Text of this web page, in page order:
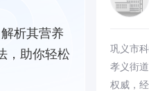
析其营养
，助你轻松
巩义市
孝义街
权威，